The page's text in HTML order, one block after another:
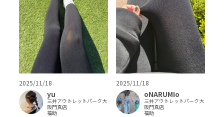
2025/11/18
yu
三井アウトレットパーク大
阪門真店
福助
2025/11/18
oNARUMIo
三井アウトレットパーク大
阪門真店
福助